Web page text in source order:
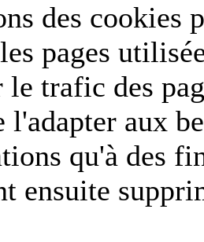
des cookies
pages
le trafic des
l'adapter aux
qu'à des
ensuite